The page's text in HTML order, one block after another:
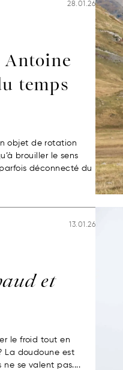
28.01.26
temps
objet de rotation
brouiller le sens
déconnecté du
13.01.26
et
le froid tout en
La doudoune est
se valent pas....